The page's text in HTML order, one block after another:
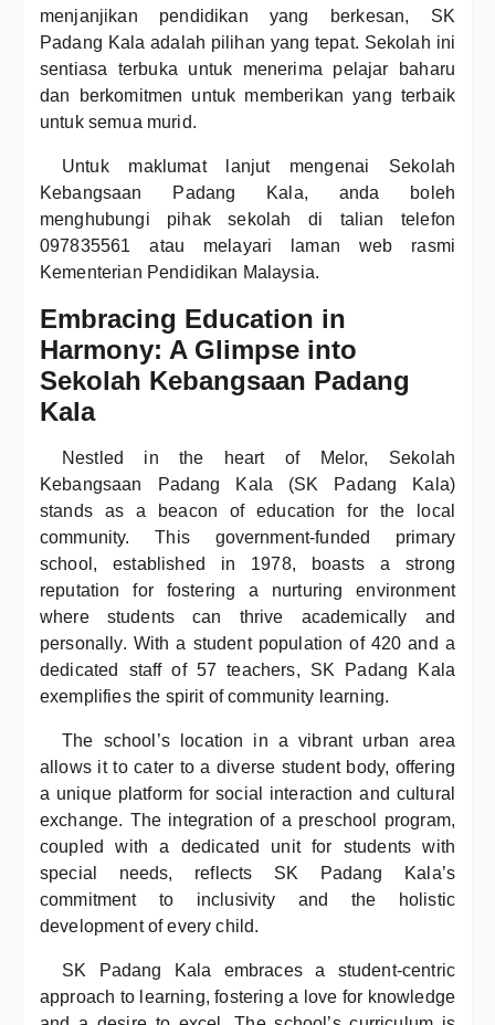
menjanjikan pendidikan yang berkesan, SK
Padang Kala adalah pilihan yang tepat. Sekolah ini
sentiasa terbuka untuk menerima pelajar baharu
dan berkomitmen untuk memberikan yang terbaik
untuk semua murid.
Untuk maklumat lanjut mengenai Sekolah
Kebangsaan Padang Kala, anda boleh
menghubungi pihak sekolah di talian telefon
097835561 atau melayari laman web rasmi
Kementerian Pendidikan Malaysia.
Embracing Education in
Harmony: A Glimpse into
Sekolah Kebangsaan Padang
Kala
Nestled in the heart of Melor, Sekolah
Kebangsaan Padang Kala (SK Padang Kala)
stands as a beacon of education for the local
community. This government-funded primary
school, established in 1978, boasts a strong
reputation for fostering a nurturing environment
where students can thrive academically and
personally. With a student population of 420 and a
dedicated staff of 57 teachers, SK Padang Kala
exemplifies the spirit of community learning.
The school’s location in a vibrant urban area
allows it to cater to a diverse student body, offering
a unique platform for social interaction and cultural
exchange. The integration of a preschool program,
coupled with a dedicated unit for students with
special needs, reflects SK Padang Kala’s
commitment to inclusivity and the holistic
development of every child.
SK Padang Kala embraces a student-centric
approach to learning, fostering a love for knowledge